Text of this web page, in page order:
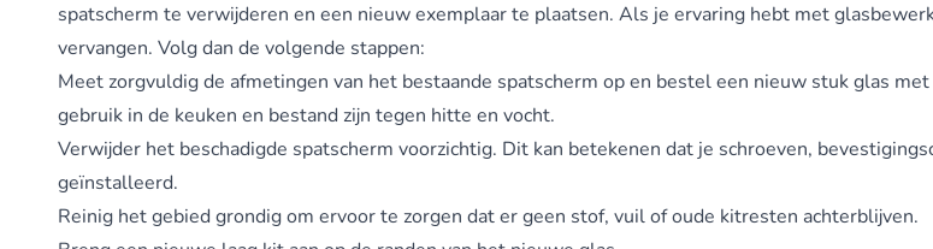
spatscherm te verwijderen en een nieuw exemplaar te plaatsen. Als je ervaring hebt met
vervangen. Volg dan de volgende stappen:
Meet zorgvuldig de afmetingen van het bestaande spatscherm op en bestel een nieuw stuk glas
gebruik in de keuken en bestand zijn tegen hitte en vocht.
Verwijder het beschadigde spatscherm voorzichtig. Dit kan betekenen dat je schroeven,
geïnstalleerd.
Reinig het gebied grondig om ervoor te zorgen dat er geen stof, vuil of oude kitresten achterblijven.